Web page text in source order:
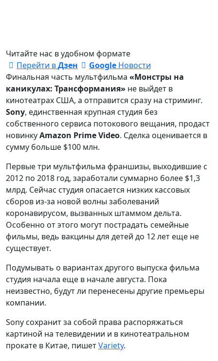
Читайте нас в удобном формате
Перейти вДзен GoogleНовости
Финальная часть мультфильма «Монстры на
каникулах: Трансформания» не выйдет в
кинотеатрах США, а отправится сразу на стриминг.
Sony, единственная крупная студия без
собственного сервиса потокового вещания, продаст
новинкуAmazon Prime Video. Сделка оценивается в
сумму больше $100 млн.
Первые три мультфильма франшизы, выходившие с
2012 по 2018 год, заработали суммарно более $1,3
млрд. Сейчас студия опасается низких кассовых
сборов из-за новой волны заболеваний
коронавирусом, вызванных штаммом дельта.
Особенно от этого могут пострадать семейные
фильмы, ведь вакцины для детей до 12 лет еще не
существует.
Подумывать о вариантах другого выпуска фильма
студия начала еще в начале августа. Пока
неизвестно, будут ли перенесены другие премьеры
компании.
Sony сохранит за собой права распоряжаться
картиной на телевидении и в кинотеатральном
прокате в Китае, пишетVariety.